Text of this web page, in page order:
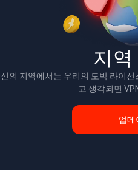
지
의 지역에서는 우리의 도박 라이
고 생각되면
업데